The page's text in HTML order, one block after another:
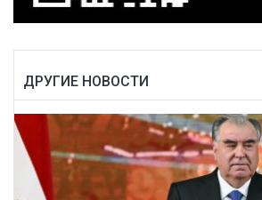
ДРУГИЕ НОВОСТИ